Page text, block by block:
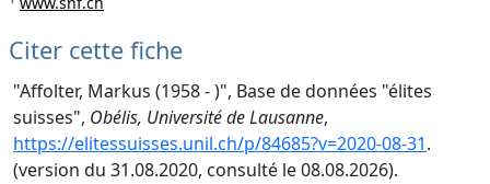
Citer cette fiche
"Affolter, Markus (1958 - )", Base de données "élites
suisses", Obélis, Université de Lausanne,
https://elitessuisses.unil.ch/p/84685?v=2020-08-31.
(version du 31.08.2020, consulté le 08.08.2026).